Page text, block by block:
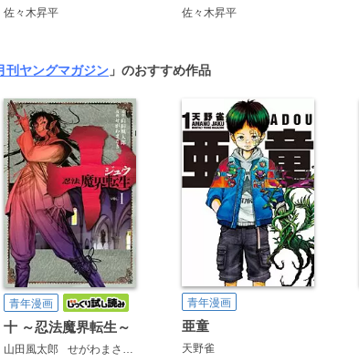
佐々木昇平 佐々木昇平
刊ヤングマガジン 」のおすすめ作品
青年漫画
十 ～忍法魔界転生～
山田風太郎 せがわまさき
青年漫画
亜童
天野雀